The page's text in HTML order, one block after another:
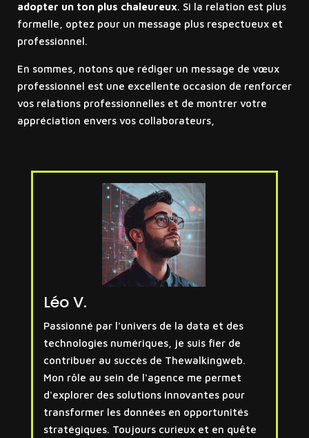
adopter un ton plus chaleureux. Si la relation est plus
formelle, optez pour un message plus respectueux et
professionnel.
En sommes, notons que rédiger un message de vœux
professionnel est une excellente occasion de renforcer
vos relations professionnelles et de montrer votre
appréciation envers vos collaborateurs,
Léo V.
Passionné par l'univers de la data et des
technologies numériques, je suis fier de
contribuer au succès de Thewalkingweb.
Mon rôle au sein de l'agence me permet
d'explorer des solutions innovantes pour
transformer les données en opportunités
stratégiques. Toujours curieux et en quête